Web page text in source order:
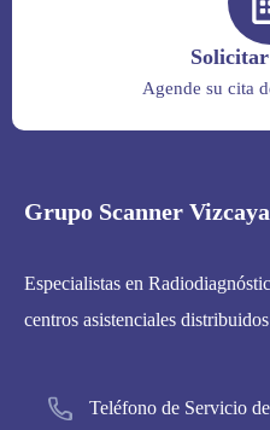
Agende su cita
Grupo Scanner Vizcaya
Especialistas en
centros asistenciales
Teléfono de Servicio